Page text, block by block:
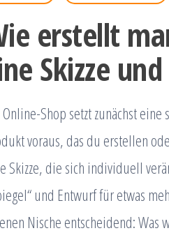
erstellt
Skizze
Online-Shop setzt zunächst
voraus, das du erstellen
Skizze, die sich individuell
und Entwurf für etwas
Nische entscheidend: